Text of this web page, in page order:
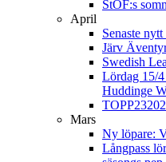
StOF:s
April
Senaste
Järv
Swedish
Lördag 15/
Huddinge
Mars
Ny löpare:
Långpass